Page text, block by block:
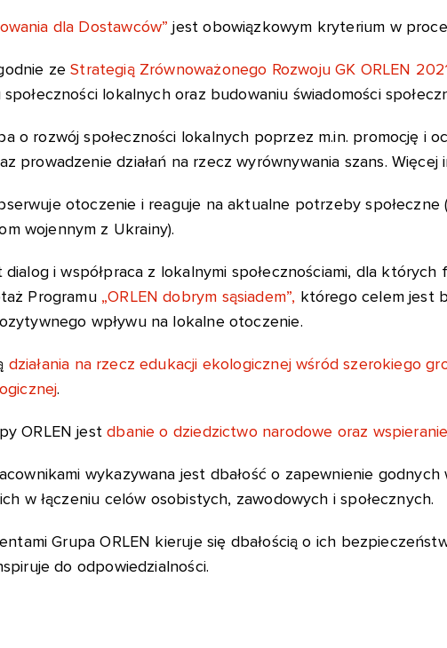
dla Dostawców” jest obowiązkowym kryterium w
zeStrategią Zrównoważonego Rozwoju GK ORLEN
lokalnych oraz budowaniu świadomości
o rozwój społeczności lokalnych poprzez m.in. promocję i
prowadzenie działań na rzecz wyrównywania szans. Więcej
otoczenie i reaguje na aktualne potrzeby
wojennym z Ukrainy).
i współpraca z lokalnymi społecznościami, dla których
Programu „ORLEN dobrym sąsiadem”, którego celem jest
wpływu na lokalne otoczenie.
działania na rzecz edukacji ekologicznej wśród szerokiego
.
ORLEN jestdbanie o dziedzictwo narodowe oraz
wykazywana jest dbałość o zapewnienie
w łączeniu celów osobistych, zawodowych i społecznych.
Grupa ORLEN kieruje się dbałością o ich
do odpowiedzialności.